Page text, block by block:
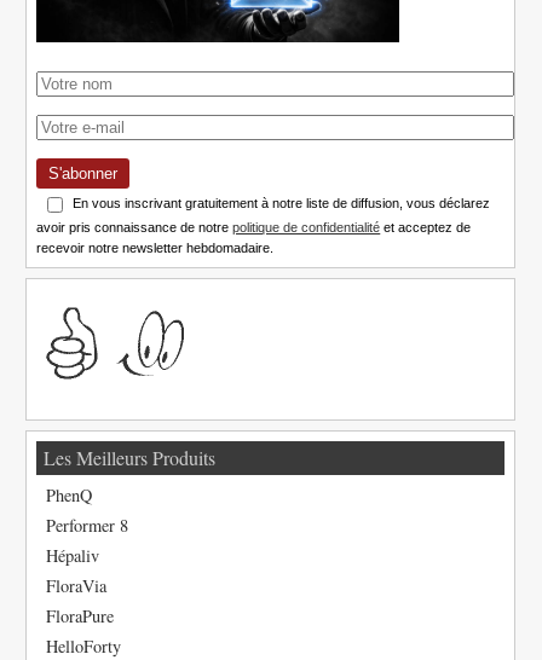
S'abonner
En vous inscrivant gratuitement à notre liste de diffusion, vous déclarez
avoir pris connaissance de notrepolitique de confidentialité et acceptez de
recevoir notre newsletter hebdomadaire.
Les Meilleurs Produits
PhenQ
Performer 8
Hépaliv
FloraVia
FloraPure
HelloForty